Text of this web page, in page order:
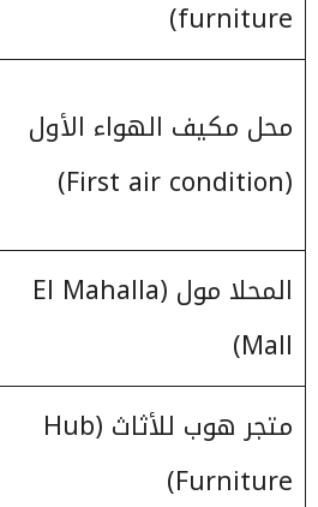
furniture)
محل مكيف الهواء الأول
(First air condition)
المحلا مول (El Mahalla
Mall)
متجر هوب للأثاث (Hub
Furniture)